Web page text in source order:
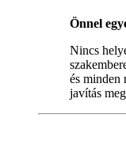
Önnel
Nincs
és minden
javítás